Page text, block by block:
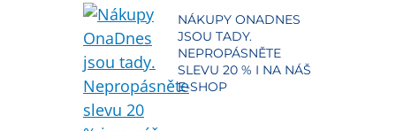
NÁKUPY ONADNES
JSOU TADY.
NEPROPÁSNĚTE
SLEVU 20 % I NA NÁŠ
E-SHOP